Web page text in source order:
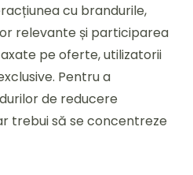
cu brandurile,
relevante și participarea
pe oferte, utilizatorii
Pentru a
de reducere
trebui să se concentreze